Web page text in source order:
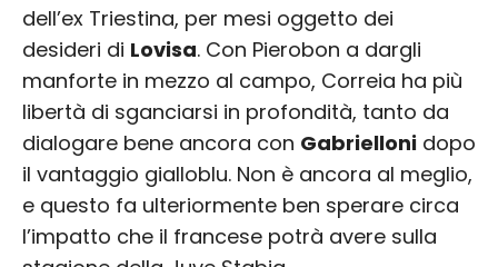
dell’ex Triestina, per mesi oggetto dei
desideri di Lovisa. Con Pierobon a dargli
manforte in mezzo al campo, Correia ha più
libertà di sganciarsi in profondità, tanto da
dialogare bene ancora con Gabrielloni dopo
il vantaggio gialloblu. Non è ancora al meglio,
e questo fa ulteriormente ben sperare circa
l’impatto che il francese potrà avere sulla